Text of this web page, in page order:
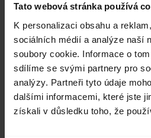
Tato webová stránka používá
K personalizaci obsahu a
sociálních médií a analýze naší
soubory cookie. Informace o
sdílíme se svými partnery pro
analýzy. Partneři tyto údaje
dalšími informacemi, které jste
získali v důsledku toho, že
0.78 MB -
Přejít na veškerou